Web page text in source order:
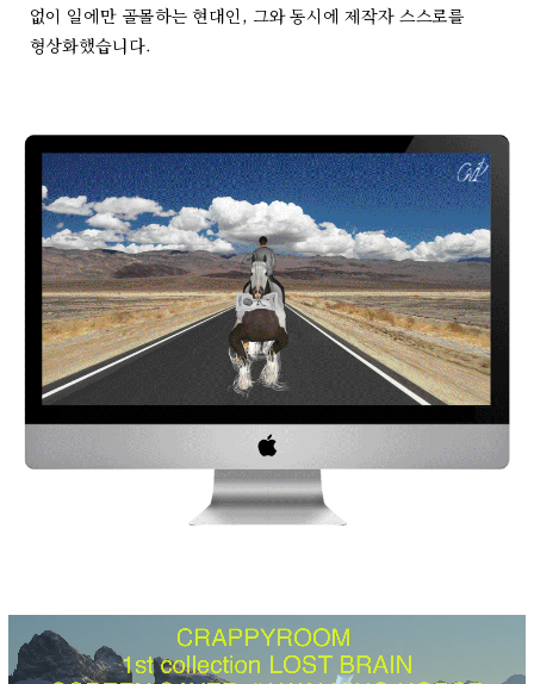
없이 일에만 골몰하는 현대인, 그와 동시에 제작자 스스로를
형상화했습니다.